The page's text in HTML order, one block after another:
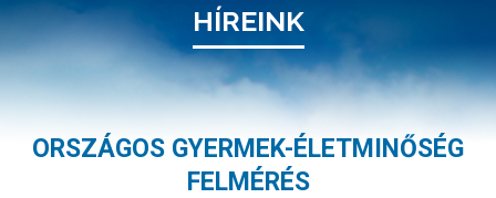
HÍREINK
ORSZÁGOS GYERMEK-ÉLETMINŐSÉG
FELMÉRÉS